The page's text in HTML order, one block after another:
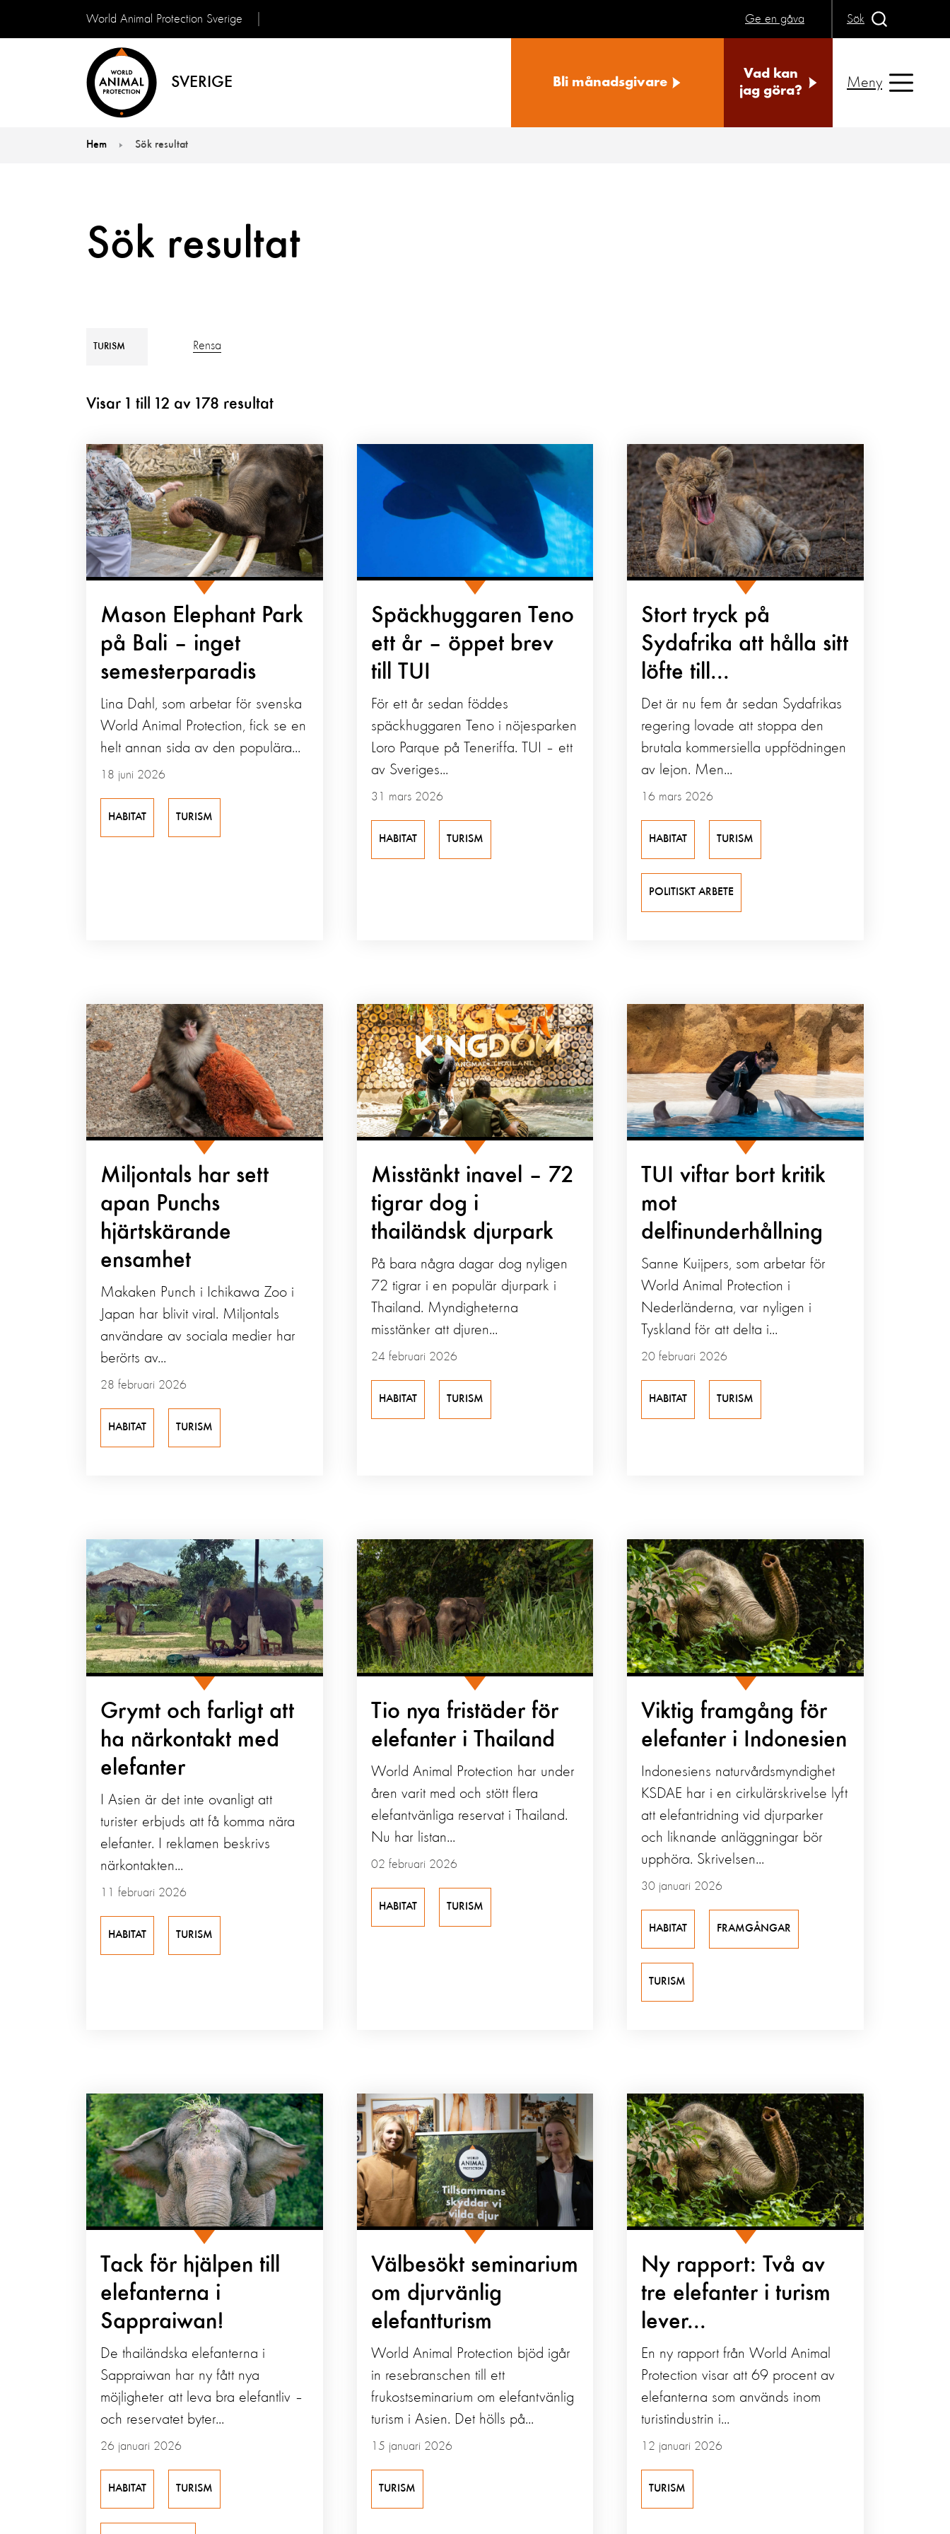
World Animal Protection Sverige
SVERIGE
Ge en gåva Sök
Bli månadsgivare
Vad kan
jag göra?
Meny
Hem Sök resultat
Sök resultat
TURISM Rensa
Visar 1 till 12 av 178 resultat
Mason Elephant Park
på Bali – inget
semesterparadis
18 juni 2026
Lina Dahl, som arbetar för svenska
World Animal Protection, fick se en
helt annan sida av den populära...
HABITAT TURISM
Späckhuggaren Teno
ett år – öppet brev
till TUI
31 mars 2026
För ett år sedan föddes
späckhuggaren Teno i nöjesparken
Loro Parque på Teneriffa. TUI – ett
av Sveriges...
HABITAT TURISM
Stort tryck på
Sydafrika att hålla sitt
löfte till...
16 mars 2026
Det är nu fem år sedan Sydafrikas
regering lovade att stoppa den
brutala kommersiella uppfödningen
av lejon. Men...
HABITAT TURISM
POLITISKT ARBETE
Miljontals har sett
apan Punchs
hjärtskärande
ensamhet
28 februari 2026
Makaken Punch i Ichikawa Zoo i
Japan har blivit viral. Miljontals
användare av sociala medier har
berörts av...
HABITAT TURISM
Misstänkt inavel – 72
tigrar dog i
thailändsk djurpark
24 februari 2026
På bara några dagar dog nyligen
72 tigrar i en populär djurpark i
Thailand. Myndigheterna
misstänker att djuren...
HABITAT TURISM
TUI viftar bort kritik
mot
delfinunderhållning
20 februari 2026
Sanne Kuijpers, som arbetar för
World Animal Protection i
Nederländerna, var nyligen i
Tyskland för att delta i...
HABITAT TURISM
Grymt och farligt att
ha närkontakt med
elefanter
11 februari 2026
I Asien är det inte ovanligt att
turister erbjuds att få komma nära
elefanter. I reklamen beskrivs
närkontakten...
HABITAT TURISM
Tio nya fristäder för
elefanter i Thailand
02 februari 2026
World Animal Protection har under
åren varit med och stött flera
elefantvänliga reservat i Thailand.
Nu har listan...
HABITAT TURISM
Viktig framgång för
elefanter i Indonesien
30 januari 2026
Indonesiens naturvårdsmyndighet
KSDAE har i en cirkulärskrivelse lyft
att elefantridning vid djurparker
och liknande anläggningar bör
upphöra. Skrivelsen...
HABITAT FRAMGÅNGAR
TURISM
Tack för hjälpen till
elefanterna i
Sappraiwan!
26 januari 2026
De thailändska elefanterna i
Sappraiwan har ny fått nya
möjligheter att leva bra elefantliv –
och reservatet byter...
HABITAT TURISM
Välbesökt seminarium
om djurvänlig
elefantturism
15 januari 2026
World Animal Protection bjöd igår
in resebranschen till ett
frukostseminarium om elefantvänlig
turism i Asien. Det hölls på...
TURISM
Ny rapport: Två av
tre elefanter i turism
lever...
12 januari 2026
En ny rapport från World Animal
Protection visar att 69 procent av
elefanterna som används inom
turistindustrin i...
TURISM